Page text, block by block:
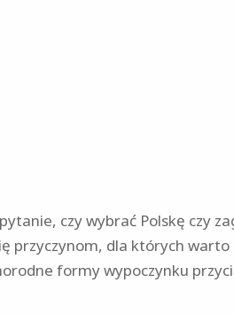
czy wybrać Polskę czy
przyczynom, dla których warto
formy wypoczynku